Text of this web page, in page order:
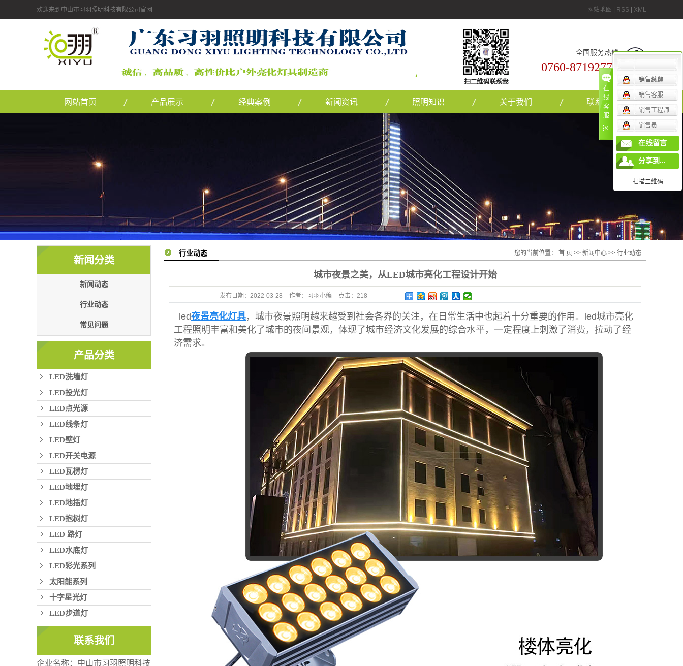
欢迎来到中山市习羽照明科技有限公司官网 网站地图 RSS XML
全国服务热线
0760-87192777
网站首页 产品展示 经典案例 新闻资讯 照明知识 关于我们 联系我们
新闻分类
新闻动态
行业动态
常见问题
产品分类
LED洗墙灯
LED投光灯
LED点光源
LED线条灯
LED壁灯
LED开关电源
LED瓦楞灯
LED地埋灯
LED地插灯
LED抱树灯
LED 路灯
LED水底灯
LED彩光系列
太阳能系列
十字星光灯
LED步道灯
联系我们
企业名称：中山市习羽照明科技
行业动态 您的当前位置： 首 页 >> 新闻中心 >> 行业动态
城市夜景之美，从LED城市亮化工程设计开始
发布日期： 2022-03-28 作者： 习羽小编 点击： 218
led夜景亮化灯具，城市夜景照明越来越受到社会各界的关注，在日常生活中也起着十分重要的作用。led城市亮化
工程照明丰富和美化了城市的夜间景观，体现了城市经济文化发展的综合水平，一定程度上刺激了消费，拉动了经
济需求。
在
线
客
服
销售总监
销售经理
销售客服
销售工程师
销售员
在线留言
分享到...
扫描二维码